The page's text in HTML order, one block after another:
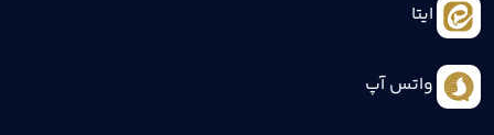
ایتا
واتس آپ